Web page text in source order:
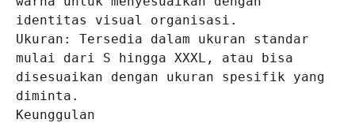
identitas visual organisasi.
Ukuran: Tersedia dalam ukuran standar
mulai dari S hingga XXXL, atau bisa
disesuaikan dengan ukuran spesifik yang
diminta.
Keunggulan